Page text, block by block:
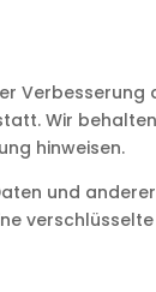
Wir
hinweisen.
und